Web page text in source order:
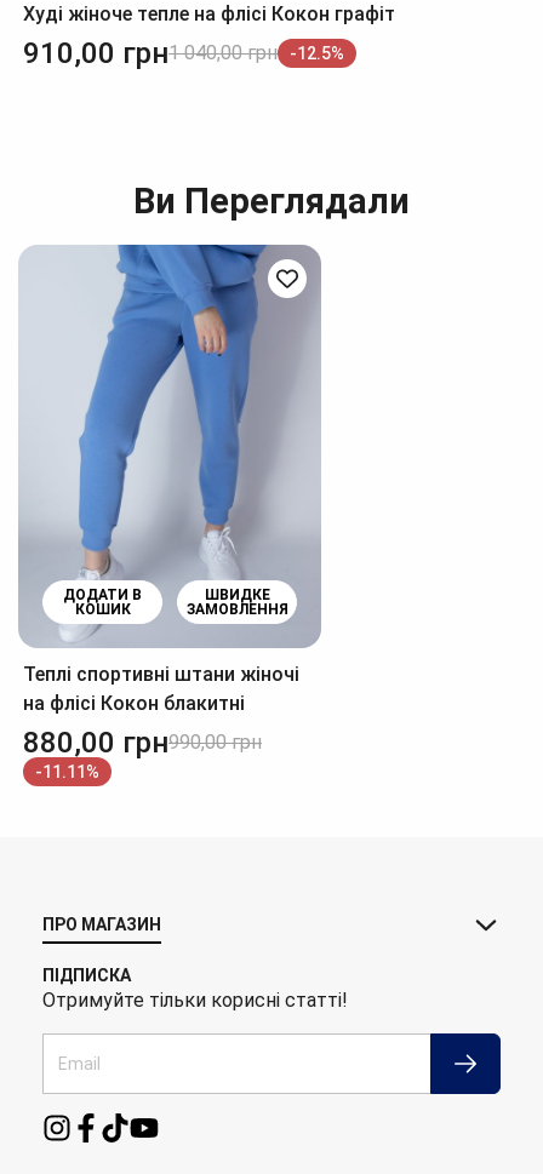
Худі жіноче тепле на флісі Кокон графіт
910,00 грн1 040,00 грн -12.5%
Ви Переглядали
ДОДАТИ В
КОШИК
ШВИДКЕ
ЗАМОВЛЕННЯ
Теплі спортивні штани жіночі
на флісі Кокон блакитні
880,00 грн990,00 грн
-11.11%
ПРО МАГАЗИН
ПІДПИСКА
Отримуйте тільки корисні статті!